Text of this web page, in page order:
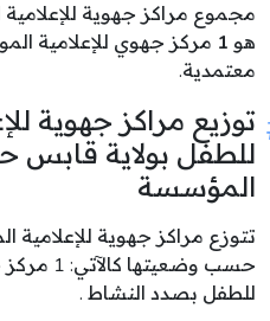
مجموع مراكز جهوية
هو 1
معتمدية.
توزيع مراكز جهوية
للطفل بولاية
المؤسسة
تتوزع مراكز جهوية للإعلامية
حسب
للطفل بصدد النشاط .